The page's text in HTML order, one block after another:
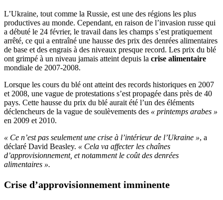
L’Ukraine, tout comme la Russie, est une des régions les plus
productives au monde. Cependant, en raison de l’invasion russe qui
a débuté le 24 février, le travail dans les champs s’est pratiquement
arrêté, ce qui a entraîné une hausse des prix des denrées alimentaires
de base et des engrais à des niveaux presque record. Les prix du blé
ont grimpé à un niveau jamais atteint depuis la crise alimentaire
mondiale de 2007-2008.
Lorsque les cours du blé ont atteint des records historiques en 2007
et 2008, une vague de protestations s’est propagée dans près de 40
pays. Cette hausse du prix du blé aurait été l’un des éléments
déclencheurs de la vague de soulèvements des « printemps arabes »
en 2009 et 2010.
« Ce n’est pas seulement une crise à l’intérieur de l’Ukraine », a
déclaré David Beasley. « Cela va affecter les chaînes
d’approvisionnement, et notamment le coût des denrées
alimentaires ».
Crise d’approvisionnement imminente